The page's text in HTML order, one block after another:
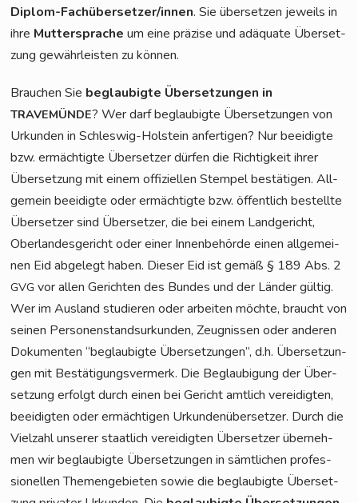
Diplom-Fach­über­set­zer/in­nen. Sie über­set­zen jeweils in
ihre Mut­ter­spra­che um eine prä­zi­se und adäqua­te Über­set­
zung gewähr­leis­ten zu können.
Brau­chen Sie beglau­big­te Über­set­zun­gen in
TRAVEMÜNDE? Wer darf beglau­big­te Über­set­zun­gen von
Urkun­den in Schles­wig-Hol­stein anfer­ti­gen? Nur beei­dig­te
bzw. ermäch­tig­te Über­set­zer dür­fen die Rich­tig­keit ihrer
Über­set­zung mit einem offi­zi­el­len Stem­pel bestä­ti­gen. All­
ge­mein beei­dig­te oder ermäch­tig­te bzw. öffent­lich bestell­te
Über­set­zer sind Über­set­zer, die bei einem Land­ge­richt,
Ober­lan­des­ge­richt oder einer Innen­be­hör­de einen all­ge­mei­
nen Eid abge­legt haben. Die­ser Eid ist gemäß § 189 Abs. 2
GVG vor allen Gerich­ten des Bun­des und der Län­der gül­tig.
Wer im Aus­land stu­die­ren oder arbei­ten möch­te, braucht von
sei­nen Per­so­nen­stand­sur­kun­den, Zeug­nis­sen oder ande­ren
Doku­men­ten “beglau­big­te Über­set­zun­gen”, d.h. Über­set­zun­
gen mit Bestä­ti­gungs­ver­merk. Die Beglau­bi­gung der Über­
set­zung erfolgt durch einen bei Gericht amt­lich ver­ei­dig­ten,
beei­dig­ten oder ermäch­ti­gen Urkun­den­über­set­zer. Durch die
Viel­zahl unse­rer staat­lich ver­ei­dig­ten Über­set­zer über­neh­
men wir beglau­big­te Über­set­zun­gen in sämt­li­chen pro­fes­
sio­nel­len The­men­ge­bie­ten sowie die beglau­big­te Über­set­